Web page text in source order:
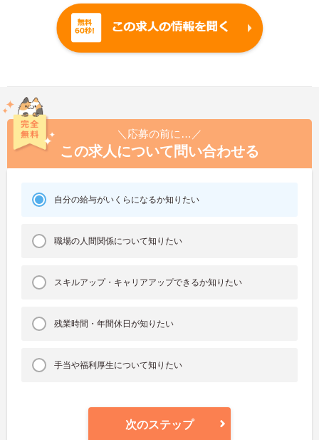
＼応募の前に…／
この求人について問い合わせる
自分の給与がいくらになるか知りたい
職場の人間関係について知りたい
スキルアップ・キャリアアップできるか知りたい
残業時間・年間休日が知りたい
手当や福利厚生について知りたい
次のステップ